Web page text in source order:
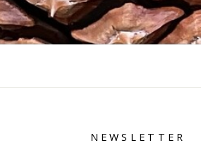
NEWSLETTER